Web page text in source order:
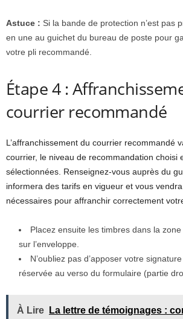
Astuce : Si la bande de protection n’est pas
en une au guichet du bureau de poste pour
votre pli recommandé.
Étape 4 :
courrier recommandé
L’affranchissement du courrier recommandé
courrier, le niveau de recommandation choisi
sélectionnées. Renseignez-vous auprès du
informera des tarifs en vigueur et vous
nécessaires pour affranchir correctement
Placez ensuite les timbres dans la
sur l’enveloppe.
N’oubliez pas d’apposer votre
réservée au verso du formulaire (partie
À Lire
La lettre de témoignages :